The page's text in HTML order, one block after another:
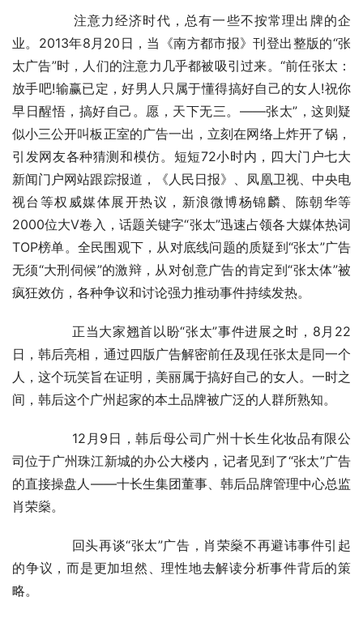
业。2013年8月20日，当《南方都市报》刊登出整版的“张
太广告”时，人们的注意力几乎都被吸引过来。“前任张太：
放手吧!输赢已定，好男人只属于懂得搞好自己的女人!祝你
早日醒悟，搞好自己。愿，天下无三。——张太”，这则疑
似小三公开叫板正室的广告一出，立刻在网络上炸开了锅，
引发网友各种猜测和模仿。短短72小时内，四大门户七大
新闻门户网站跟踪报道，《人民日报》、凤凰卫视、中央电
视台等权威媒体展开热议，新浪微博杨锦麟、陈朝华等
2000位大V卷入，话题关键字“张太”迅速占领各大媒体热词
TOP榜单。全民围观下，从对底线问题的质疑到“张太”广告
无须“大刑伺候”的激辩，从对创意广告的肯定到“张太体”被
疯狂效仿，各种争议和讨论强力推动事件持续发热。
日，韩后亮相，通过四版广告解密前任及现任张太是同一个
人，这个玩笑旨在证明，美丽属于搞好自己的女人。一时之
间，韩后这个广州起家的本土品牌被广泛的人群所熟知。
司位于广州珠江新城的办公大楼内，记者见到了“张太”广告
的直接操盘人——十长生集团董事、韩后品牌管理中心总监
肖荣燊。
的争议，而是更加坦然、理性地去解读分析事件背后的策
略。